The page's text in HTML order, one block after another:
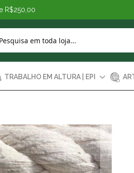
R$250,00
TRABALHO EM ALTURA | EPI